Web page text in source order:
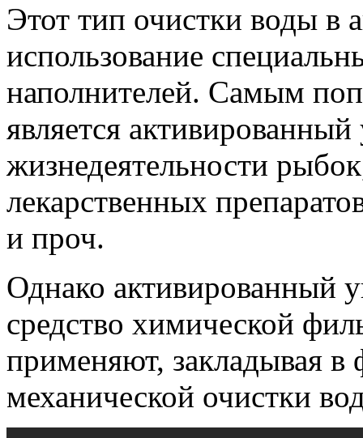
Этот тип очистки воды в
использование
наполнителей. Самым
является
жизнедеятельности
лекарственных
и проч.
Однако активированный
средство химической
применяют, закладывая в
механической очистки